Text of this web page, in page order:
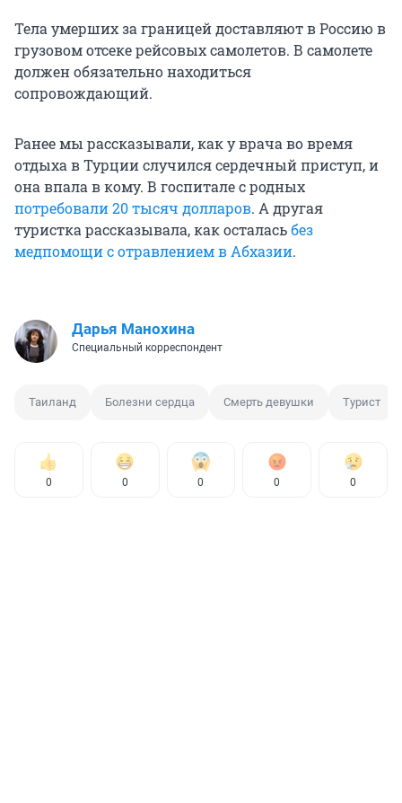
Тела умерших за границей доставляют в Россию в
грузовом отсеке рейсовых самолетов. В самолете
должен обязательно находиться
сопровождающий.
Ранее мы рассказывали, как у врача во время
отдыха в Турции случился сердечный приступ, и
она впала в кому. В госпитале с родных
потребовали20 тысяч долларов. А другая
туристка рассказывала, как осталасьбез
медпомощи с отравлением в Абхазии.
Дарья Манохина
Специальный корреспондент
Таиланд Болезни сердца Смерть девушки Турист
0 0 0 0 0